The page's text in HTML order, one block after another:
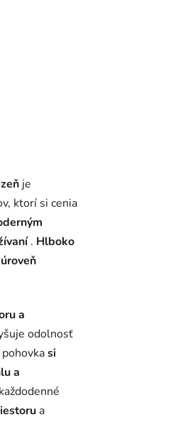
je
ktorí si cenia
. Hlboko
a
odolnosť
si
a
a